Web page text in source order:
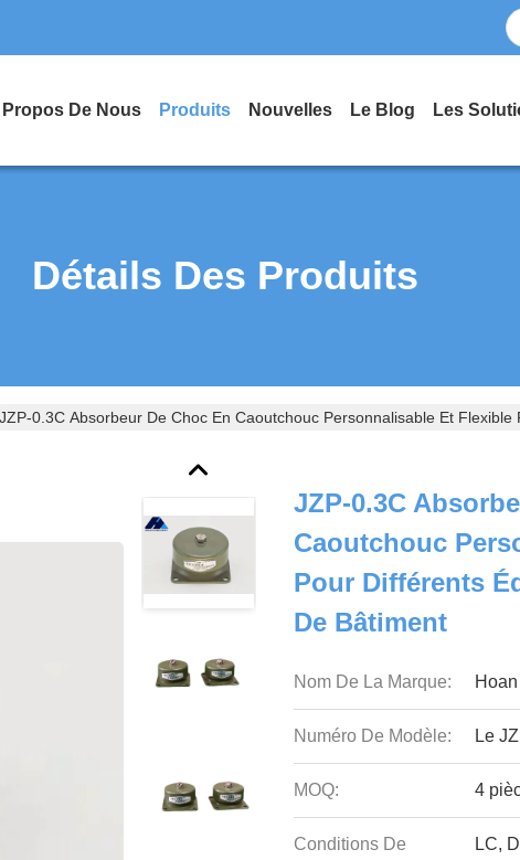
Propos De Nous Produits Nouvelles Le Blog Les
Détails Des Produits
JZP-0.3C Absorbeur De Choc En Caoutchouc Personnalisable Et Flexible
JZP-0.3C
Caoutchouc
Pour Différents
De Bâtiment
Nom De La Marque: Hoan
Numéro De Modèle: Le
MOQ: 4
Conditions De
LC,